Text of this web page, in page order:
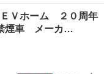
ード名： ｅ：ＨＥ
ティブクルーズ Ｅ
ＥＶホーム ２０周年
煙車 メーカ…